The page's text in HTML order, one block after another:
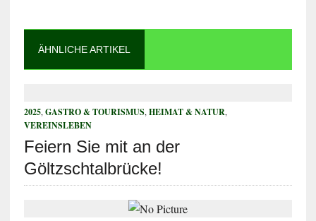
ÄHNLICHE ARTIKEL
2025, GASTRO & TOURISMUS, HEIMAT & NATUR,
VEREINSLEBEN
Feiern Sie mit an der
Göltzschtalbrücke!